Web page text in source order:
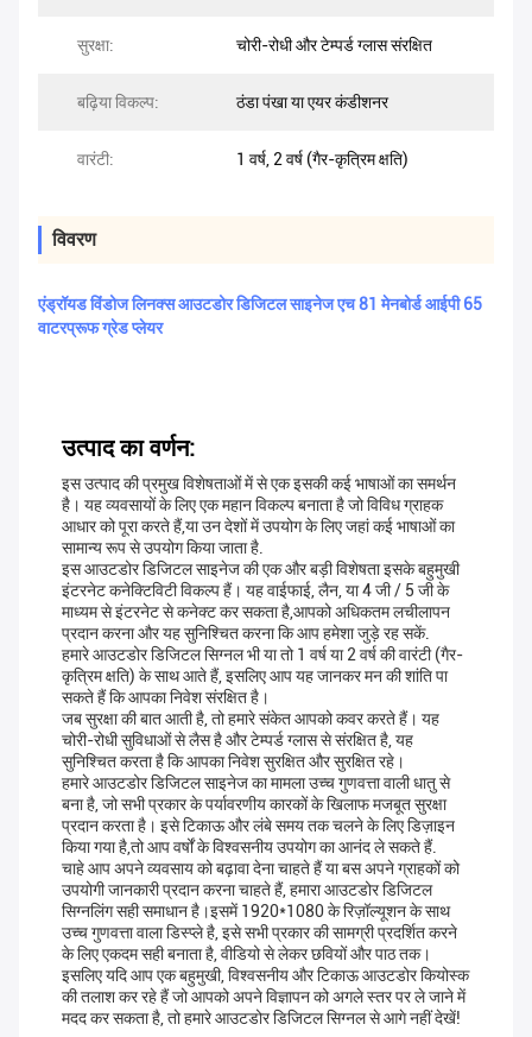
सुरक्षा: चोरी-रोधी और टेम्पर्ड ग्लास संरक्षित
बढ़िया विकल्प: ठंडा पंखा या एयर कंडीशनर
वारंटी: 1 वर्ष, 2 वर्ष (गैर-कृत्रिम क्षति)
विवरण
एंड्रॉयड विंडोज लिनक्स आउटडोर डिजिटल साइनेज एच 81 मेनबोर्ड आईपी 65
वाटरप्रूफ ग्रेड प्लेयर
उत्पाद का वर्णन:
इस उत्पाद की प्रमुख विशेषताओं में से एक इसकी कई भाषाओं का समर्थन
है। यह व्यवसायों के लिए एक महान विकल्प बनाता है जो विविध ग्राहक
आधार को पूरा करते हैं,या उन देशों में उपयोग के लिए जहां कई भाषाओं का
सामान्य रूप से उपयोग किया जाता है.
इस आउटडोर डिजिटल साइनेज की एक और बड़ी विशेषता इसके बहुमुखी
इंटरनेट कनेक्टिविटी विकल्प हैं। यह वाईफाई, लैन, या 4 जी / 5 जी के
माध्यम से इंटरनेट से कनेक्ट कर सकता है,आपको अधिकतम लचीलापन
प्रदान करना और यह सुनिश्चित करना कि आप हमेशा जुड़े रह सकें.
हमारे आउटडोर डिजिटल सिग्नल भी या तो 1 वर्ष या 2 वर्ष की वारंटी (गैर-
कृत्रिम क्षति) के साथ आते हैं, इसलिए आप यह जानकर मन की शांति पा
सकते हैं कि आपका निवेश संरक्षित है।
जब सुरक्षा की बात आती है, तो हमारे संकेत आपको कवर करते हैं। यह
चोरी-रोधी सुविधाओं से लैस है और टेम्पर्ड ग्लास से संरक्षित है, यह
सुनिश्चित करता है कि आपका निवेश सुरक्षित और सुरक्षित रहे।
हमारे आउटडोर डिजिटल साइनेज का मामला उच्च गुणवत्ता वाली धातु से
बना है, जो सभी प्रकार के पर्यावरणीय कारकों के खिलाफ मजबूत सुरक्षा
प्रदान करता है। इसे टिकाऊ और लंबे समय तक चलने के लिए डिज़ाइन
किया गया है,तो आप वर्षों के विश्वसनीय उपयोग का आनंद ले सकते हैं.
चाहे आप अपने व्यवसाय को बढ़ावा देना चाहते हैं या बस अपने ग्राहकों को
उपयोगी जानकारी प्रदान करना चाहते हैं, हमारा आउटडोर डिजिटल
सिग्नलिंग सही समाधान है।इसमें 1920*1080 के रिज़ॉल्यूशन के साथ
उच्च गुणवत्ता वाला डिस्प्ले है, इसे सभी प्रकार की सामग्री प्रदर्शित करने
के लिए एकदम सही बनाता है, वीडियो से लेकर छवियों और पाठ तक।
इसलिए यदि आप एक बहुमुखी, विश्वसनीय और टिकाऊ आउटडोर कियोस्क
की तलाश कर रहे हैं जो आपको अपने विज्ञापन को अगले स्तर पर ले जाने में
मदद कर सकता है, तो हमारे आउटडोर डिजिटल सिग्नल से आगे नहीं देखें!